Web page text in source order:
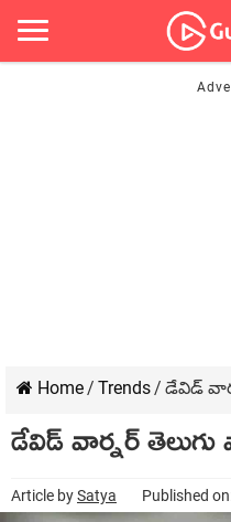
Home/ Trends/ డేవిడ్
డేవిడ్ వార్న‌ర్
Article bySatya Published